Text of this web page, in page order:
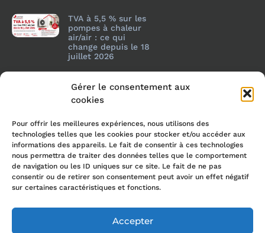
Gérer le consentement aux
cookies
Pour offrir les meilleures expériences, nous utilisons des
technologies telles que les cookies pour stocker et/ou accéder aux
informations des appareils. Le fait de consentir à ces technologies
nous permettra de traiter des données telles que le comportement
de navigation ou les ID uniques sur ce site. Le fait de ne pas
consentir ou de retirer son consentement peut avoir un effet négatif
sur certaines caractéristiques et fonctions.
Accepter
TVA à 5,5 % sur les
pompes à chaleur
air/air : ce qui
change depuis le 18
juillet 2026